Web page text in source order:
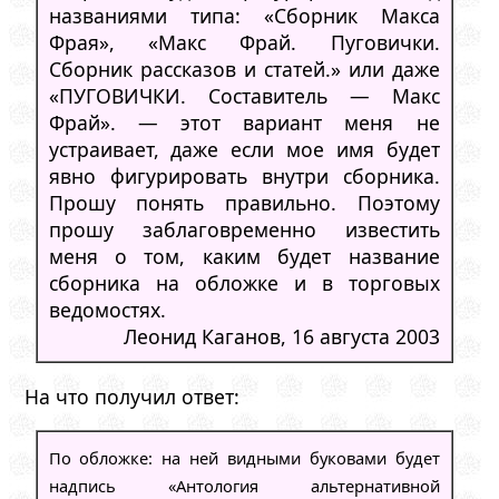
названиями типа: «Сборник Макса
Фрая», «Макс Фрай. Пуговички.
Сборник рассказов и статей.» или даже
«ПУГОВИЧКИ. Составитель — Макс
Фрай». — этот вариант меня не
устраивает, даже если мое имя будет
явно фигурировать внутри сборника.
Прошу понять правильно. Поэтому
прошу заблаговременно известить
меня о том, каким будет название
сборника на обложке и в торговых
ведомостях.
Леонид Каганов, 16 августа 2003
На что получил ответ:
По обложке: на ней видными буковами будет
надпись «Антология альтернативной